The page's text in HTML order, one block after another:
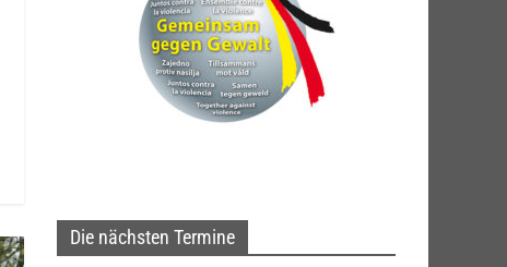
Die nächsten Termine